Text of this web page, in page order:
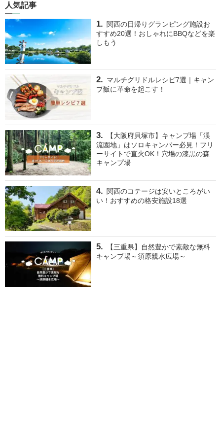
人気記事
関西の日帰りグランピング施設お
すすめ20選！おしゃれにBBQなどを楽
しもう
マルチグリドルレシピ7選｜キャン
プ飯に革命を起こす！
【大阪府貝塚市】キャンプ場「渓
流園地」はソロキャンパー必見！フリ
ーサイトで直火OK！穴場の漆黒の森
キャンプ場
関西のコテージは安いところがい
い！おすすめの格安施設18選
【三重県】自然豊かで素敵な無料
キャンプ場～須原親水広場～